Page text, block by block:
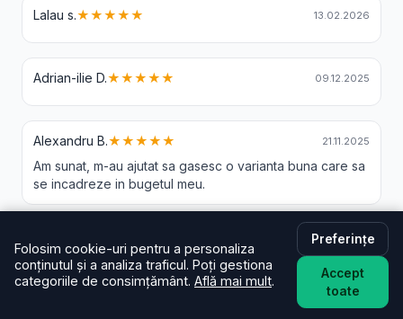
Lalau s.★★★★★ 13.02.2026
Adrian-ilie D.★★★★★ 09.12.2025
Alexandru B.★★★★★ 21.11.2025
Am sunat, m-au ajutat sa gasesc o varianta buna care sa
se incadreze in bugetul meu.
Livrare Flori Macesti - Intrebari Frecvente
Folosim cookie-uri pentru a personaliza
conținutul și a analiza traficul. Poți gestiona
categoriile de consimțământ. Află mai mult.
Preferințe
Accept
toate